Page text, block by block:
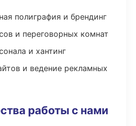
полиграфия и брендинг
и переговорных комнат
и хантинг
и ведение рекламных
работы с нами